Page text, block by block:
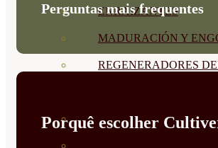
ENRAIZANTES
MADURACIÓN Y
REGENERADORES
ÁCIDOS HÚMICOS
Perguntas mais frequentes
Porquê escolher